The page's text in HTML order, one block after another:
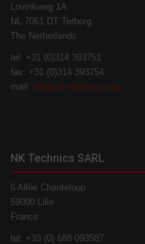
Lovinkweg 1A
NL 7061 DT Terborg
The Netherlands
tel: +31 (0)314 393751
fax: +31 (0)314 393754
mail: info@nk-technics.com
NK Technics SARL
6 Allée Chanteloup
59000 Lille
France
tel: +33 (0) 688 093587